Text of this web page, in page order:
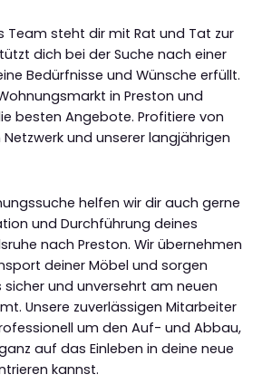
Team steht dir mit Rat und Tat zur
dich bei der Suche nach einer
Bedürfnisse und Wünsche erfüllt.
in Preston und
besten Angebote. Profitiere von
und unserer langjährigen
helfen wir dir auch gerne
und Durchführung deines
nach Preston. Wir übernehmen
deiner Möbel und sorgen
und unversehrt am neuen
Unsere zuverlässigen Mitarbeiter
um den Auf- und Abbau,
auf das Einleben in deine neue
kannst.